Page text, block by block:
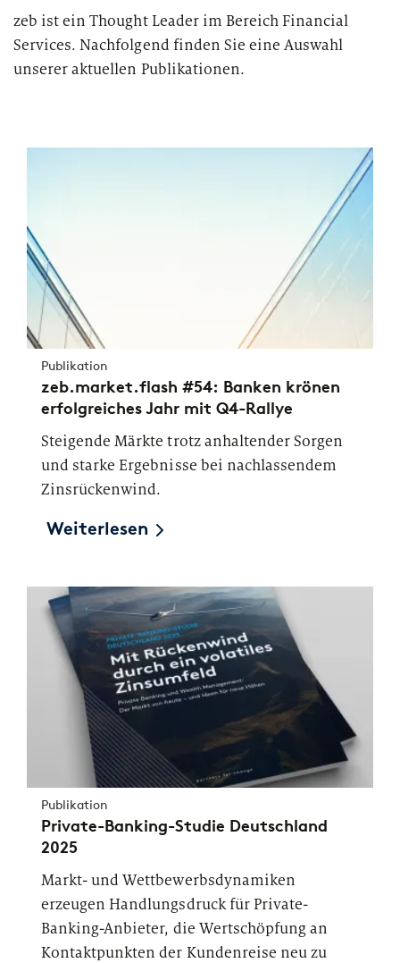
zeb ist ein Thought Leader im Bereich Financial
Services. Nachfolgend finden Sie eine Auswahl
unserer aktuellen Publikationen.
Publikation
zeb.market.flash #54: Banken krönen
erfolgreiches Jahr mit Q4-Rallye
Steigende Märkte trotz anhaltender Sorgen
und starke Ergebnisse bei nachlassendem
Zinsrückenwind.
Weiterlesen
Publikation
Private-Banking-Studie Deutschland
2025
Markt- und Wettbewerbsdynamiken
erzeugen Handlungsdruck für Private-
Banking-Anbieter, die Wertschöpfung an
Kontaktpunkten der Kundenreise neu zu